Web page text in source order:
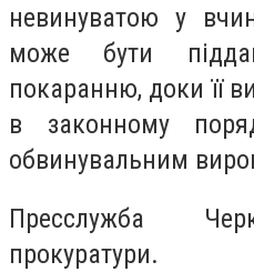
невинуватою у
може бути
покаранню, доки її
в законному
обвинувальним
Пресслужба
прокуратури.